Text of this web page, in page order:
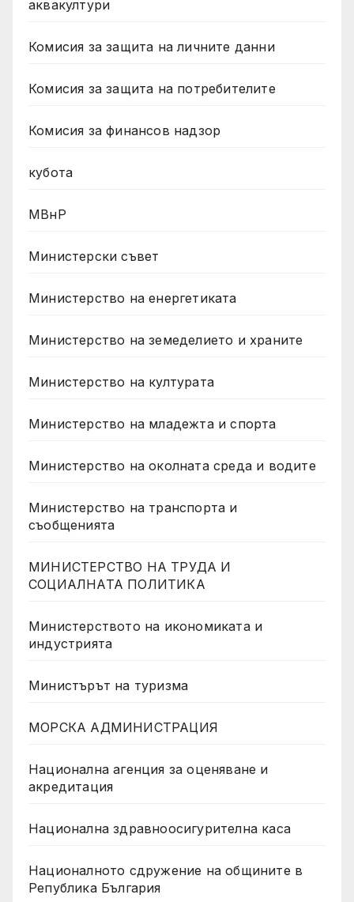
аквакултури
Комисия за защита на личните данни
Комисия за защита на потребителите
Комисия за финансов надзор
кубота
МВнР
Министерски съвет
Министерство на енергетиката
Министерство на земеделието и храните
Министерство на културата
Министерство на младежта и спорта
Министерство на околната среда и водите
Министерство на транспорта и
съобщенията
МИНИСТЕРСТВО НА ТРУДА И
СОЦИАЛНАТА ПОЛИТИКА
Министерството на икономиката и
индустрията
Министърът на туризма
МОРСКА АДМИНИСТРАЦИЯ
Национална агенция за оценяване и
акредитация
Национална здравноосигурителна каса
Националното сдружение на общините в
Република България